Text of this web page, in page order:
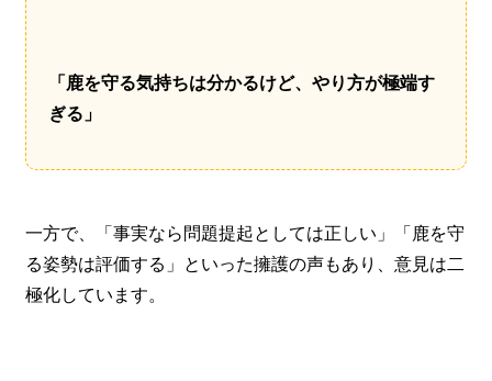
「鹿を守る気持ちは分かるけど、やり方が極端す
ぎる」
一方で、「事実なら問題提起としては正しい」「鹿を守
る姿勢は評価する」といった擁護の声もあり、意見は二
極化しています。